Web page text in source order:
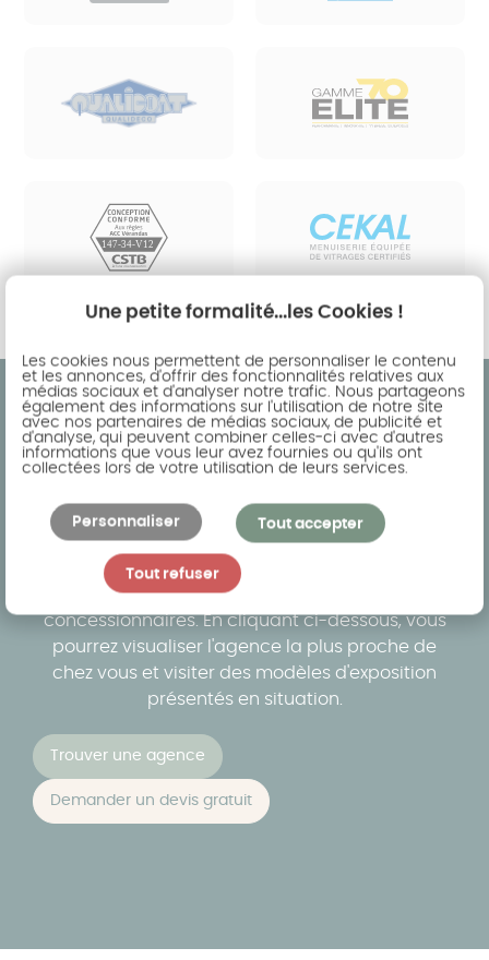
Trouvez l'agence la plus proche de
chez vous
AKENA, c'est un réseau d'une cinquantaine
d'agence en nom propre et une vingtaine de
concessionnaires. En cliquant ci-dessous, vous
pourrez visualiser l'agence la plus proche de
chez vous et visiter des modèles d'exposition
présentés en situation.
Trouver une agence
Demander un devis gratuit
Une petite formalité...les Cookies !
Les cookies nous permettent de personnaliser le contenu
et les annonces, d'offrir des fonctionnalités relatives aux
médias sociaux et d'analyser notre trafic. Nous partageons
également des informations sur l'utilisation de notre site
avec nos partenaires de médias sociaux, de publicité et
d'analyse, qui peuvent combiner celles-ci avec d'autres
informations que vous leur avez fournies ou qu'ils ont
collectées lors de votre utilisation de leurs services.
Tout accepter
Tout refuser
Personnaliser